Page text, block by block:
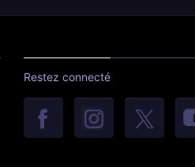
Restez connecté